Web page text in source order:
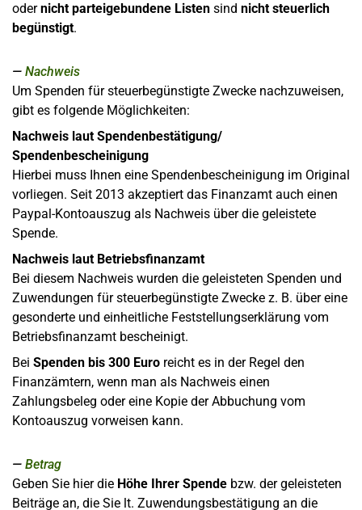
odernicht parteigebundene Listen sind nicht steuerlich
begünstigt.
Nachweis
Um Spenden für steuerbegünstigte Zwecke nachzuweisen,
gibt es folgende Möglichkeiten:
Nachweis laut Spendenbestätigung/
Spendenbescheinigung
Hierbei muss Ihnen eine Spendenbescheinigung im Original
vorliegen. Seit 2013 akzeptiert das Finanzamt auch einen
Paypal-Kontoauszug als Nachweis über die geleistete
Spende.
Nachweis laut Betriebsfinanzamt
Bei diesem Nachweis wurden die geleisteten Spenden und
Zuwendungen für steuerbegünstigte Zwecke z. B. über eine
gesonderte und einheitliche Feststellungserklärung vom
Betriebsfinanzamt bescheinigt.
Bei Spenden bis 300 Euro reicht es in der Regel den
Finanzämtern, wenn man als Nachweis einen
Zahlungsbeleg oder eine Kopie der Abbuchung vom
Kontoauszug vorweisen kann.
Betrag
Geben Sie hier die Höhe Ihrer Spende bzw. der geleisteten
Beiträge an, die Sie lt. Zuwendungsbestätigung an die